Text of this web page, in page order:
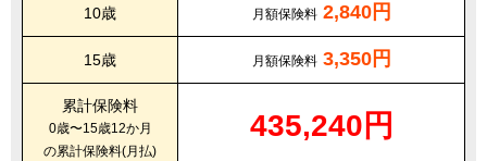
10歳 月額保険料 2,840円
15歳 月額保険料 3,350円
累計保険料
0歳〜15歳12か月
の累計保険料(月払)
435,240円